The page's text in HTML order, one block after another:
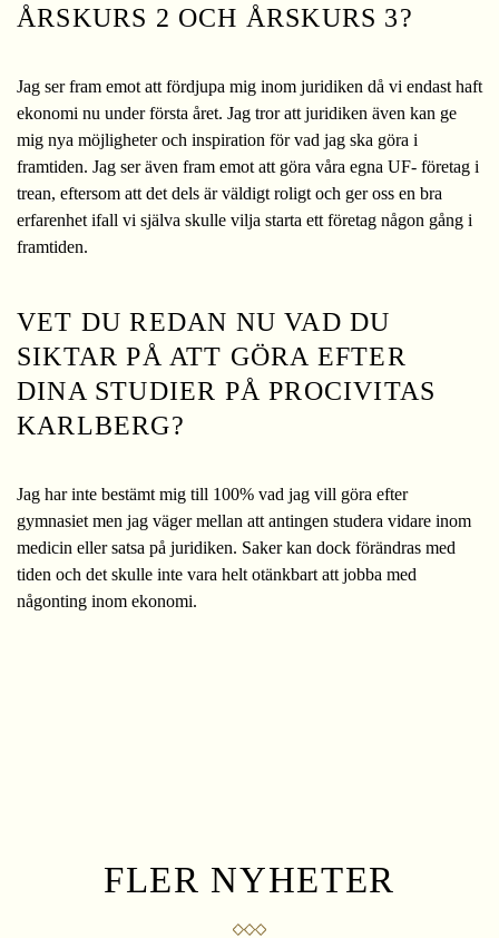
ÅRSKURS 2 OCH ÅRSKURS 3?
Jag ser fram emot att fördjupa mig inom juridiken då vi endast haft
ekonomi nu under första året. Jag tror att juridiken även kan ge
mig nya möjligheter och inspiration för vad jag ska göra i
framtiden. Jag ser även fram emot att göra våra egna UF- företag i
trean, eftersom att det dels är väldigt roligt och ger oss en bra
erfarenhet ifall vi själva skulle vilja starta ett företag någon gång i
framtiden.
VET DU REDAN NU VAD DU
SIKTAR PÅ ATT GÖRA EFTER
DINA STUDIER PÅ PROCIVITAS
KARLBERG?
Jag har inte bestämt mig till 100% vad jag vill göra efter
gymnasiet men jag väger mellan att antingen studera vidare inom
medicin eller satsa på juridiken. Saker kan dock förändras med
tiden och det skulle inte vara helt otänkbart att jobba med
någonting inom ekonomi.
FLER NYHETER